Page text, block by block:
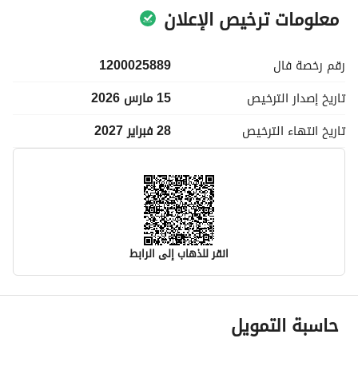
معلومات ترخيص الإعلان
رقم رخصة فال
1200025889
تاريخ إصدار الترخيص
15 مارس 2026
تاريخ انتهاء الترخيص 28 فبراير 2027
انقر للذهاب إلى الرابط
معلومات مسؤول الإعلان
اسم المسؤول
حاسبة التمويل